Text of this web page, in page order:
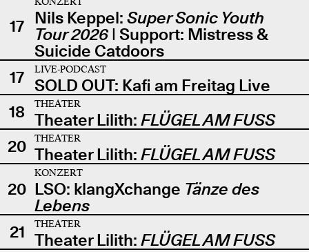
17 Nils Keppel: Super Sonic Youth
Tour 2026| Support: Mistress &
Suicide Catdoors
17
LIVE-PODCAST
SOLD OUT: Kafi am Freitag Live
18
THEATER
Theater Lilith: FLÜGEL AM FUSS
20
THEATER
Theater Lilith: FLÜGEL AM FUSS
20
KONZERT
LSO: klangXchange Tänze des
Lebens
21
THEATER
Theater Lilith: FLÜGEL AM FUSS